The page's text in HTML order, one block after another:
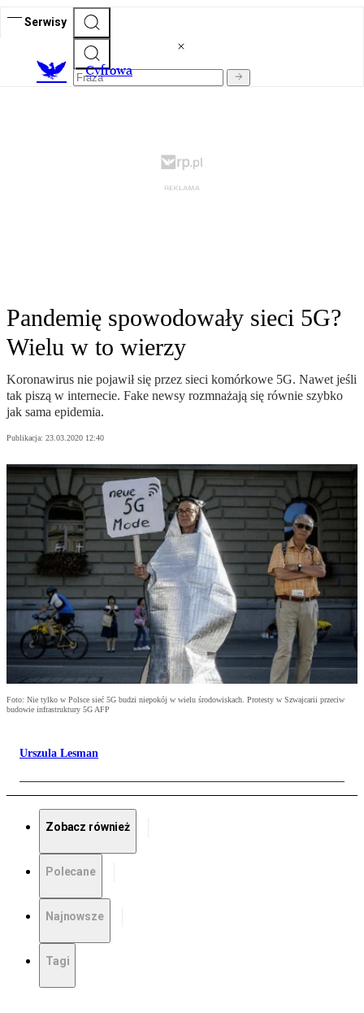
Serwisy
Cyfrowa
Pandemię spowodowały sieci 5G?
Wielu w to wierzy
Koronawirus nie pojawił się przez sieci komórkowe 5G. Nawet jeśli
tak piszą w internecie. Fake newsy rozmnażają się równie szybko
jak sama epidemia.
Publikacja: 23.03.2020 12:40
Foto: Nie tylko w Polsce sieć 5G budzi niepokój w wielu środowiskach. Protesty w Szwajcarii przeciw
budowie infrastruktury 5G AFP
Urszula Lesman
Zobacz również
Polecane
Najnowsze
Tagi